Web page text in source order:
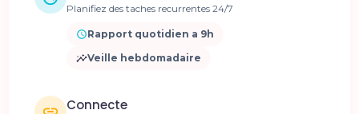
Planifiez des taches recurrentes 24/7
Rapport quotidien a 9h
Veille hebdomadaire
Connecte